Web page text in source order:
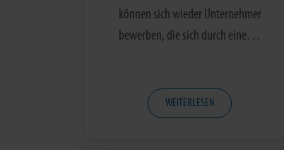
können sich wieder Unternehmer
bewerben, die sich durch eine…
WEITERLESEN